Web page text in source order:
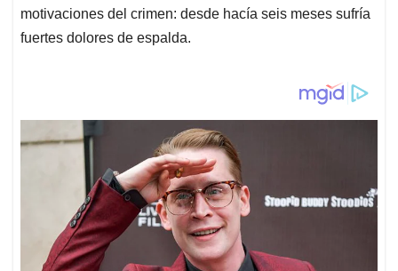
motivaciones del crimen: desde hacía seis meses sufría
fuertes dolores de espalda.